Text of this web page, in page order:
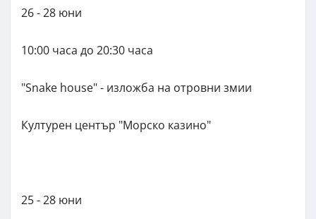
26 - 28 юни
10:00 часа до 20:30 часа
"Snake house" - изложба на отровни змии
Културен център "Морско казино"
25 - 28 юни